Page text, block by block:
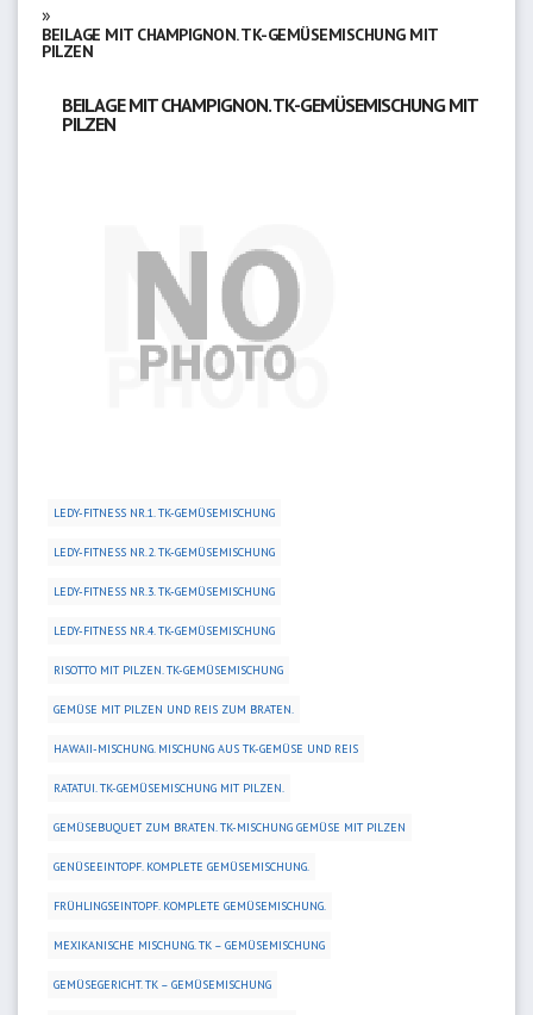
»
BEILAGE MIT CHAMPIGNON. TK-GEMÜSEMISCHUNG MIT
PILZEN
BEILAGE MIT CHAMPIGNON. TK-GEMÜSEMISCHUNG MIT
PILZEN
LEDY-FITNESS NR.1. TK-GEMÜSEMISCHUNG
LEDY-FITNESS NR.2. TK-GEMÜSEMISCHUNG
LEDY-FITNESS NR.3. TK-GEMÜSEMISCHUNG
LEDY-FITNESS NR.4. TK-GEMÜSEMISCHUNG
RISOTTO MIT PILZEN. TK-GEMÜSEMISCHUNG
GEMÜSE MIT PILZEN UND REIS ZUM BRATEN.
HAWAII-MISCHUNG. MISCHUNG AUS TK-GEMÜSE UND REIS
RATATUI. TK-GEMÜSEMISCHUNG MIT PILZEN.
GEMÜSEBUQUET ZUM BRATEN. TK-MISCHUNG GEMÜSE MIT PILZEN
GENÜSEEINTOPF. KOMPLETE GEMÜSEMISCHUNG.
FRÜHLINGSEINTOPF. KOMPLETE GEMÜSEMISCHUNG.
MEXIKANISCHE MISCHUNG. TK – GEMÜSEMISCHUNG
GEMÜSEGERICHT. TK – GEMÜSEMISCHUNG